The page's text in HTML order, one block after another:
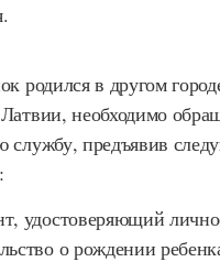
родился в другом
необходимо
службу, предъявив
удостоверяющий
о рождении